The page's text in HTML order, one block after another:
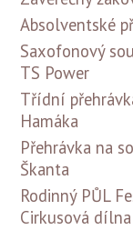
Absolventské
Saxofonový
TS Power
Třídní
Hamáka
Přehrávka na
Škanta
Rodinný PŮL
Cirkusová